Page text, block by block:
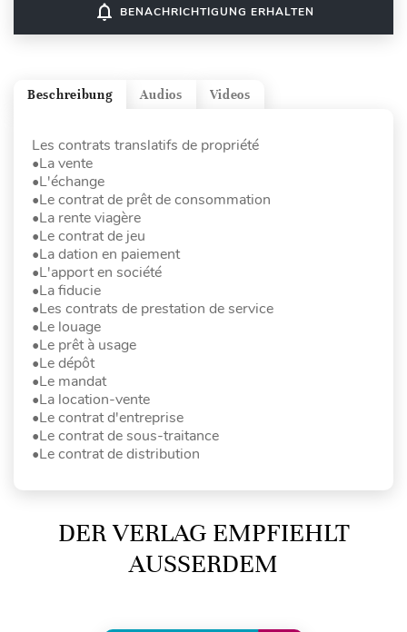
notifications_none BENACHRICHTIGUNG ERHALTEN
Videos
Audios
Beschreibung
Les contrats translatifs de propriété
•La vente
•L'échange
•Le contrat de prêt de consommation
•La rente viagère
•Le contrat de jeu
•La dation en paiement
•L'apport en société
•La fiducie
•Les contrats de prestation de service
•Le louage
•Le prêt à usage
•Le dépôt
•Le mandat
•La location-vente
•Le contrat d'entreprise
•Le contrat de sous-traitance
•Le contrat de distribution
DER VERLAG EMPFIEHLT
AUSSERDEM